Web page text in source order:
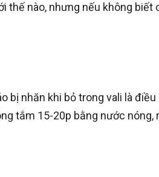
nào, nhưng nếu không biết
nhăn khi bỏ trong vali là
tắm 15-20p bằng nước nóng,